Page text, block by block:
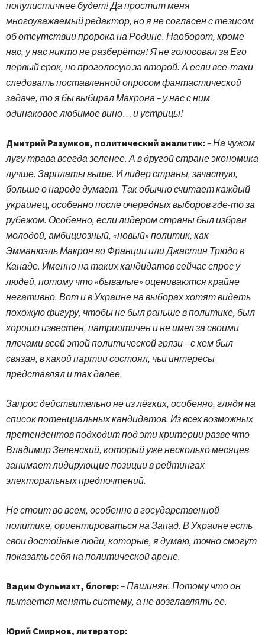
популистичнее будет! Да простит меня
многоуважаемый редактор, но я не согласен с тезисом
об отсутствии пророка на Родине. Наоборот, кроме
нас, у нас никто не разберётся! Я не голосовал за Его
первый срок, но проголосую за второй. А если все-таки
следовать поставленной опросом фантастической
задаче, то я бы выбирал Макрона – у нас с ним
одинаковое любимое вино… и устрицы!
Дмитрий Разумков, политический аналитик:– На чужом
лугу трава всегда зеленее. А в другой стране экономика
лучше. Зарплаты выше. И лидер страны, зачастую,
больше о народе думает. Так обычно считает каждый
украинец, особенно после очередных выборов где-то за
рубежом. Особенно, если лидером страны был избран
молодой, амбициозный, «новый» политик, как
Эмманюэль Макрон во Франции или Джастин Трюдо в
Канаде. Именно на таких кандидатов сейчас спрос у
людей, потому что «бывалые» оцениваются крайне
негативно. Вот и в Украине на выборах хотят видеть
похожую фигуру, чтобы не был раньше в политике, был
хорошо известен, патриотичен и не имел за своими
плечами всей этой политической грязи – с кем был
связан, в какой партии состоял, чьи интересы
представлял и так далее.
Запрос действительно не из лёгких, особенно, глядя на
список потенциальных кандидатов. Из всех возможных
претендентов подходит под эти критерии разве что
Владимир Зеленский, который уже несколько месяцев
занимает лидирующие позиции в рейтингах
электоральных предпочтений.
Не стоит во всем, особенно в государственной
политике, ориентироваться на Запад. В Украине есть
свои достойные люди, которые, я думаю, точно смогут
показать себя на политической арене.
Вадим Фульмахт, блогер:– Пашинян. Потому что он
пытается менять систему, а не возглавлять ее.
Юрий Смирнов, литератор: